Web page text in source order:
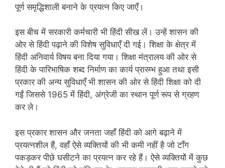
पूर्ण समृद्धिशाली बनाने के प्रयत्न किए जाएँ।
इस बीच में सरकारी कर्मचारी भी हिंदी सीख लें। उन्हें शासन की
ओर से हिंदी पढ़ाने की विशेष सुविधाएँ दी गई। शिक्षा के क्षेत्र में
हिंदी अनिवार्य विषय बना दिया गया। शिक्षा मंत्रालय की ओर से
हिंदी के पारिभाषिक शब्द निर्माण का कार्य प्रारम्भ हुआ तथा इसी
प्रकार की अन्य सुविधाएँ भी शासन की ओर से हिंदी शिक्षा को दी
गईं जिससे 1965 में हिंदी, अंग्रेजी का स्थान पूर्ण रूप से ग्रहण
कर ले।
इस प्रकार शासन और जनता जहाँ हिंदी को आगे बढ़ाने में
प्रयत्नशील हैं, वहाँ ऐसे व्यक्तियों की भी कमी नहीं है जो टाँग
पकड़कर पीछे घसीटने का प्रयत्न कर रहे हैं। ऐसे व्यक्तियों में कुछ